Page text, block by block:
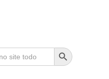
Search Button